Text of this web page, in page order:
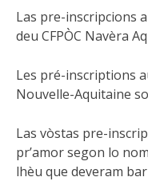
Las pre-inscripcions
deu CFPÒC Navèra
Les pré-inscriptions
Nouvelle-Aquitaine
Las vòstas pre-
pr’amor segon lo
lhèu que deveram